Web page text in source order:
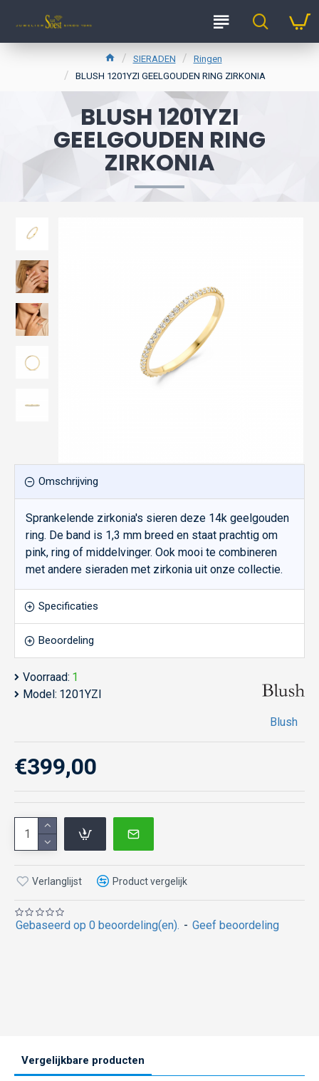
SIERADEN
Ringen
BLUSH 1201YZI GEELGOUDEN RING ZIRKONIA
BLUSH 1201YZI
GEELGOUDEN RING
ZIRKONIA
Omschrijving
Sprankelende zirkonia's sieren deze 14k geelgouden
ring. De band is 1,3 mm breed en staat prachtig om
pink, ring of middelvinger. Ook mooi te combineren
met andere sieraden met zirkonia uit onze collectie.
Specificaties
Beoordeling
Voorraad: 1
Model: 1201YZI
Blush
Gebaseerd op 0 beoordeling(en). - Geef beoordeling
€399,00
Verlanglijst Product vergelijk
Vergelijkbare producten